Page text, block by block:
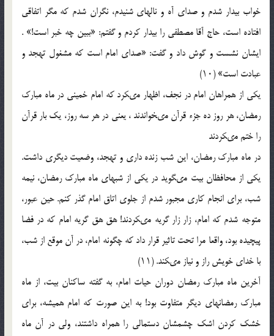
خواب بیدار شدم و صداى آه و ناله‏اى شنیدم، نگران شدم که مگر اتفاقى
افتاده است، حاج آقا مصطفى را بیدار کردم و گفتم: «ببین چه خبر است!» .
ایشان نشست و گوش داد و گفت: «صداى امام است که مشغول تهجد و
عبادت است‏» (۱۰)
یکى از همراهان امام در نجف، اظهار مى‏کرد که امام خمینى در ماه مبارک
رمضان، هر روز ده جزء قرآن مى‏خواندند ، یعنى در هر سه روز، یک بار قرآن
را ختم مى‏کردند
در ماه مبارک رمضان، این شب زنده دارى و تهجد، وضعیت دیگرى داشت.
یکى از محافظان بیت مى‏گوید در یکى از شب‏هاى ماه مبارک رمضان، نیمه
شب، براى انجام کارى مجبور شدم از جلوى اتاق امام گذر کنم. حین عبور،
متوجه شدم که امام، زار زار گریه مى‏کردند! هق هق گریه‏ امام که در فضا
پیچیده بود، واقعا مرا تحت تاثیر قرار داد که چگونه امام، در آن موقع از شب،
با خداى خویش راز و نیاز مى‏کند. (۱۱)
آخرین ماه مبارک رمضان دوران حیات امام، به گفته‏ ساکنان بیت، از ماه
مبارک رمضان‏هاى دیگر متفاوت بود! به این صورت که امام همیشه، براى
خشک کردن اشک چشم‏شان دستمالى را همراه داشتند، ولى در آن ماه